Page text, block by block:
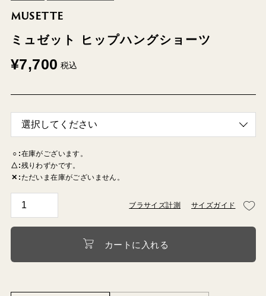
MUSETTE
ミュゼット ヒップハングショーツ
¥7,700 税込
○ 在庫がございます。
△ 残りわずかです。
✕ ただいま在庫がございません。
ブラサイズ計測 サイズガイド
カートに入れる